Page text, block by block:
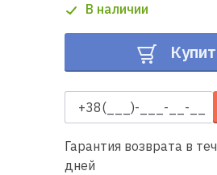
швейной
техники
Полезные
советы
В наличии
Гарантия возврата в
дней